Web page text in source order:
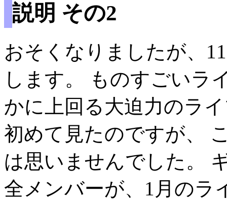
説明 その2
おそくなりましたが、
します。 ものすごいラ
かに上回る大迫力のラ
初めて見たのですが、
は思いませんでした。
全メンバーが、1月のラ